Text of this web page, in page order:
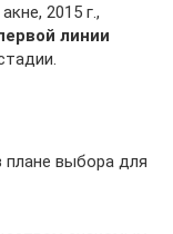
2015 г.,
линии
выбора для